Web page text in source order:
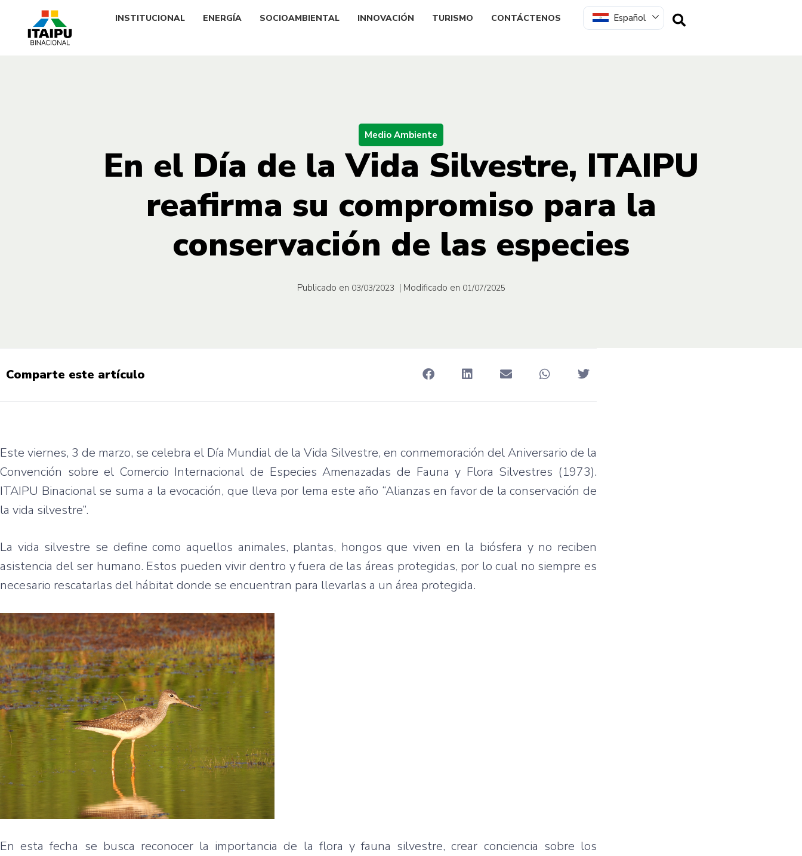
INSTITUCIONAL ENERGÍA SOCIOAMBIENTAL INNOVACIÓN TURISMO CONTÁCTENOS Español
Medio Ambiente
En el Día de la Vida Silvestre, ITAIPU
reafirma su compromiso para la
conservación de las especies
Publicado en 03/03/2023 | Modificado en 01/07/2025
Comparte este artículo
Este viernes, 3 de marzo, se celebra el Día Mundial de la Vida Silvestre, en conmemoración del Aniversario de la
Convención sobre el Comercio Internacional de Especies Amenazadas de Fauna y Flora Silvestres (1973).
ITAIPU Binacional se suma a la evocación, que lleva por lema este año “Alianzas en favor de la conservación de
la vida silvestre”.
La vida silvestre se define como aquellos animales, plantas, hongos que viven en la biósfera y no reciben
asistencia del ser humano. Estos pueden vivir dentro y fuera de las áreas protegidas, por lo cual no siempre es
necesario rescatarlas del hábitat donde se encuentran para llevarlas a un área protegida.
En esta fecha se busca reconocer la importancia de la flora y fauna silvestre, crear conciencia sobre los